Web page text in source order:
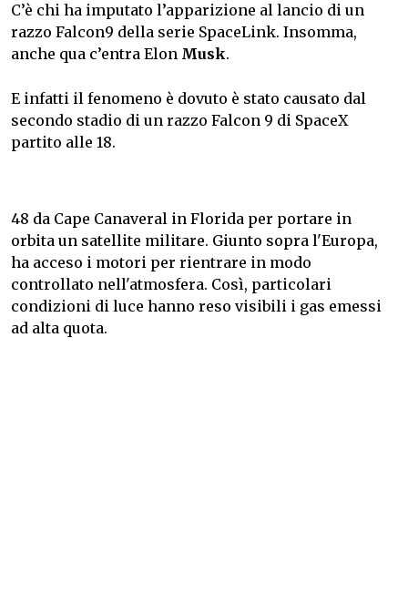
C’è chi ha imputato l’apparizione al lancio di un
razzo Falcon9 della serie SpaceLink. Insomma,
anche qua c’entra Elon Musk.
E infatti il fenomeno è dovuto è stato causato dal
secondo stadio di un razzo Falcon 9 di SpaceX
partito alle 18.
48 da Cape Canaveral in Florida per portare in
orbita un satellite militare. Giunto sopra l'Europa,
ha acceso i motori per rientrare in modo
controllato nell'atmosfera. Così, particolari
condizioni di luce hanno reso visibili i gas emessi
ad alta quota.